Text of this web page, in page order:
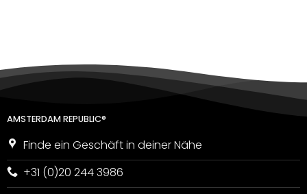
AMSTERDAM REPUBLIC®
Finde ein Geschäft in deiner Nähe
+31 (0)20 244 3986